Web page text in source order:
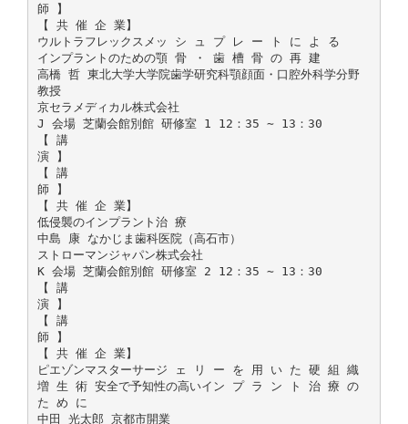
師 】
【 共 催 企 業】
ウルトラフレックスメッ シ ュ プ レ ー ト に よ る
インプラントのための顎 骨 ・ 歯 槽 骨 の 再 建
高橋 哲 東北大学大学院歯学研究科顎顔面・口腔外科学分野
教授
京セラメディカル株式会社
J 会場 芝蘭会館別館 研修室 1 12：35 ∼ 13：30
【 講
演 】
【 講
師 】
【 共 催 企 業】
低侵襲のインプラント治 療
中島 康 なかじま歯科医院（高石市）
ストローマンジャパン株式会社
K 会場 芝蘭会館別館 研修室 2 12：35 ∼ 13：30
【 講
演 】
【 講
師 】
【 共 催 企 業】
ピエゾンマスターサージ ェ リ ー を 用 い た 硬 組 織
増 生 術 安全で予知性の高いイン プ ラ ン ト 治 療 の
た め に
中田 光太郎 京都市開業